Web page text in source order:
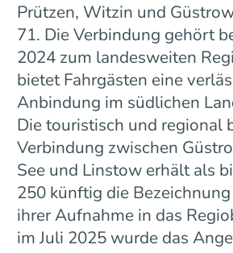
Prützen, Witzin und
71. Die Verbindung gehört
2024 zum landesweiten
bietet Fahrgästen eine
Anbindung im südlichen
Die touristisch und regional
Verbindung zwischen
See und Linstow erhält als
250 künftig die
ihrer Aufnahme in das
im Juli 2025 wurde das